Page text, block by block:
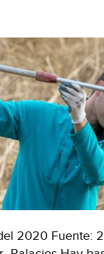
2020 Fuente: